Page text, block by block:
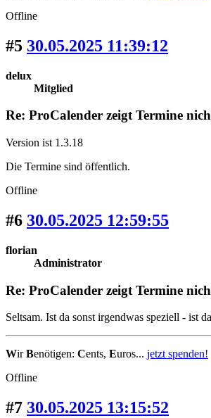
Offline
#5 30.05.2025 11:39:12
delux
Mitglied
Re: ProCalender zeigt Termine
Version ist 1.3.18
Die Termine sind öffentlich.
Offline
#6 30.05.2025 12:59:55
florian
Administrator
Re: ProCalender zeigt Termine
Seltsam. Ist da sonst irgendwas speziell - ist
WirBenötigen: Cents, Euros... jetzt spenden!
Offline
#7 30.05.2025 13:15:52